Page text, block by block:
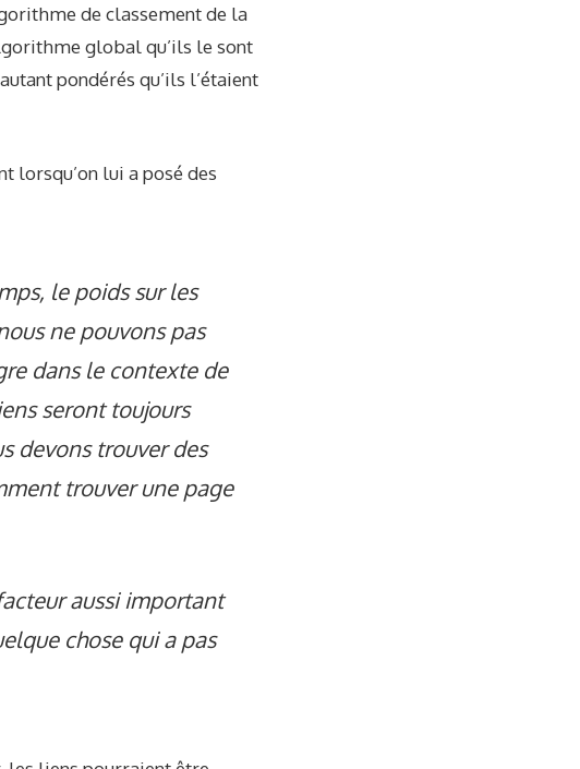
de classement de la
global qu’ils le sont
pondérés qu’ils l’étaient
lorsqu’on lui a posé des
le poids sur les
ne pouvons pas
dans le contexte de
seront toujours
devons trouver des
trouver une page
aussi important
chose qui a pas